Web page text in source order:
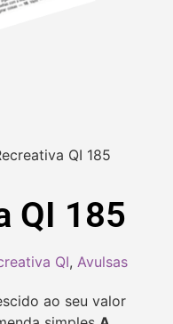
QI 185
QI 185
QI, Avulsas
ao seu valor